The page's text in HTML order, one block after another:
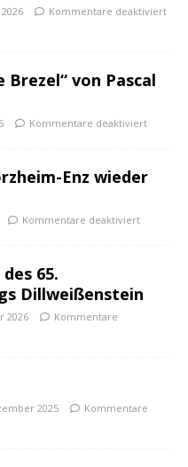
Kommentare deaktiviert
Brezel“ von Pascal
Kommentare deaktiviert
Enz wieder
Kommentare deaktiviert
65.
Dillweißenstein
2026
Kommentare
2025
Kommentare